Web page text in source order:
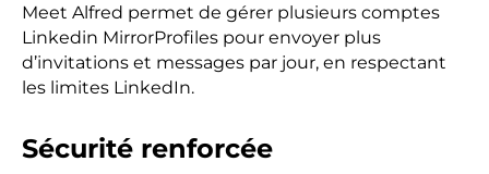
Meet Alfred permet de gérer plusieurs comptes
Linkedin MirrorProfiles pour envoyer plus
d’invitations et messages par jour, en respectant
les limites LinkedIn.
Sécurité renforcée